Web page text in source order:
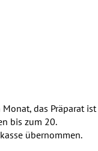
das Präparat ist
bis zum 20.
übernommen.